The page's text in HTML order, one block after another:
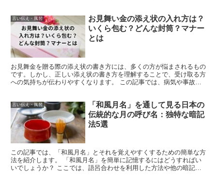
言い伝え・風習
お見舞い金の添え状の入れ方は？
いくら包む？どんな封筒？マナー
とは
お見舞金を贈る際の添え状の書き方には、多くの方が悩まされるもの
です。しかし、正しい添え状の書き方を理解することで、受け取る方
への気持ちが伝わりやすくなります。 この記事では、病気や事故、
言い伝え・風習
「和風月名」を通して見る日本の
伝統的な月の呼び名：独特な暗記
法5選
この記事では、「和風月名」とそれを覚えやすくするための簡単な方
法を紹介します。 「和風月名」を簡単に記憶するにはどうすればい
いでしょうか？ ここでは、語呂合わせを利用した方法や他の暗記技